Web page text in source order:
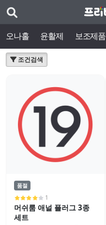
오나홀 윤활제 보조제품
조건검색
품절
1
머쉬룸 애널 플러그 3종
세트